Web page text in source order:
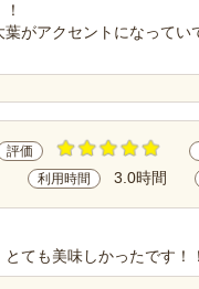
がアクセントになってい
評価
利用時間 3.0時間
ても美味しかったです